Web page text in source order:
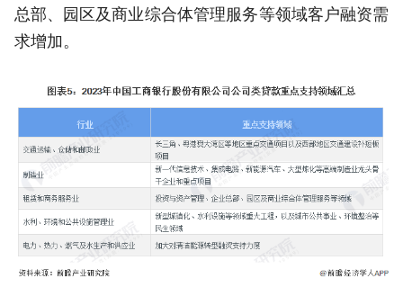
总部、园区及商业综合体管理服务等领域客户融资需
求增加。